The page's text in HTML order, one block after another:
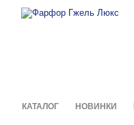
КАТАЛОГ НОВИНКИ